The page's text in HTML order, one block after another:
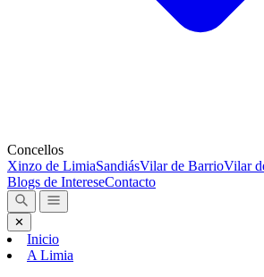
Concellos
Xinzo de LimiaSandiásVilar de BarrioVilar
Blogs de IntereseContacto
✕
Inicio
A Limia